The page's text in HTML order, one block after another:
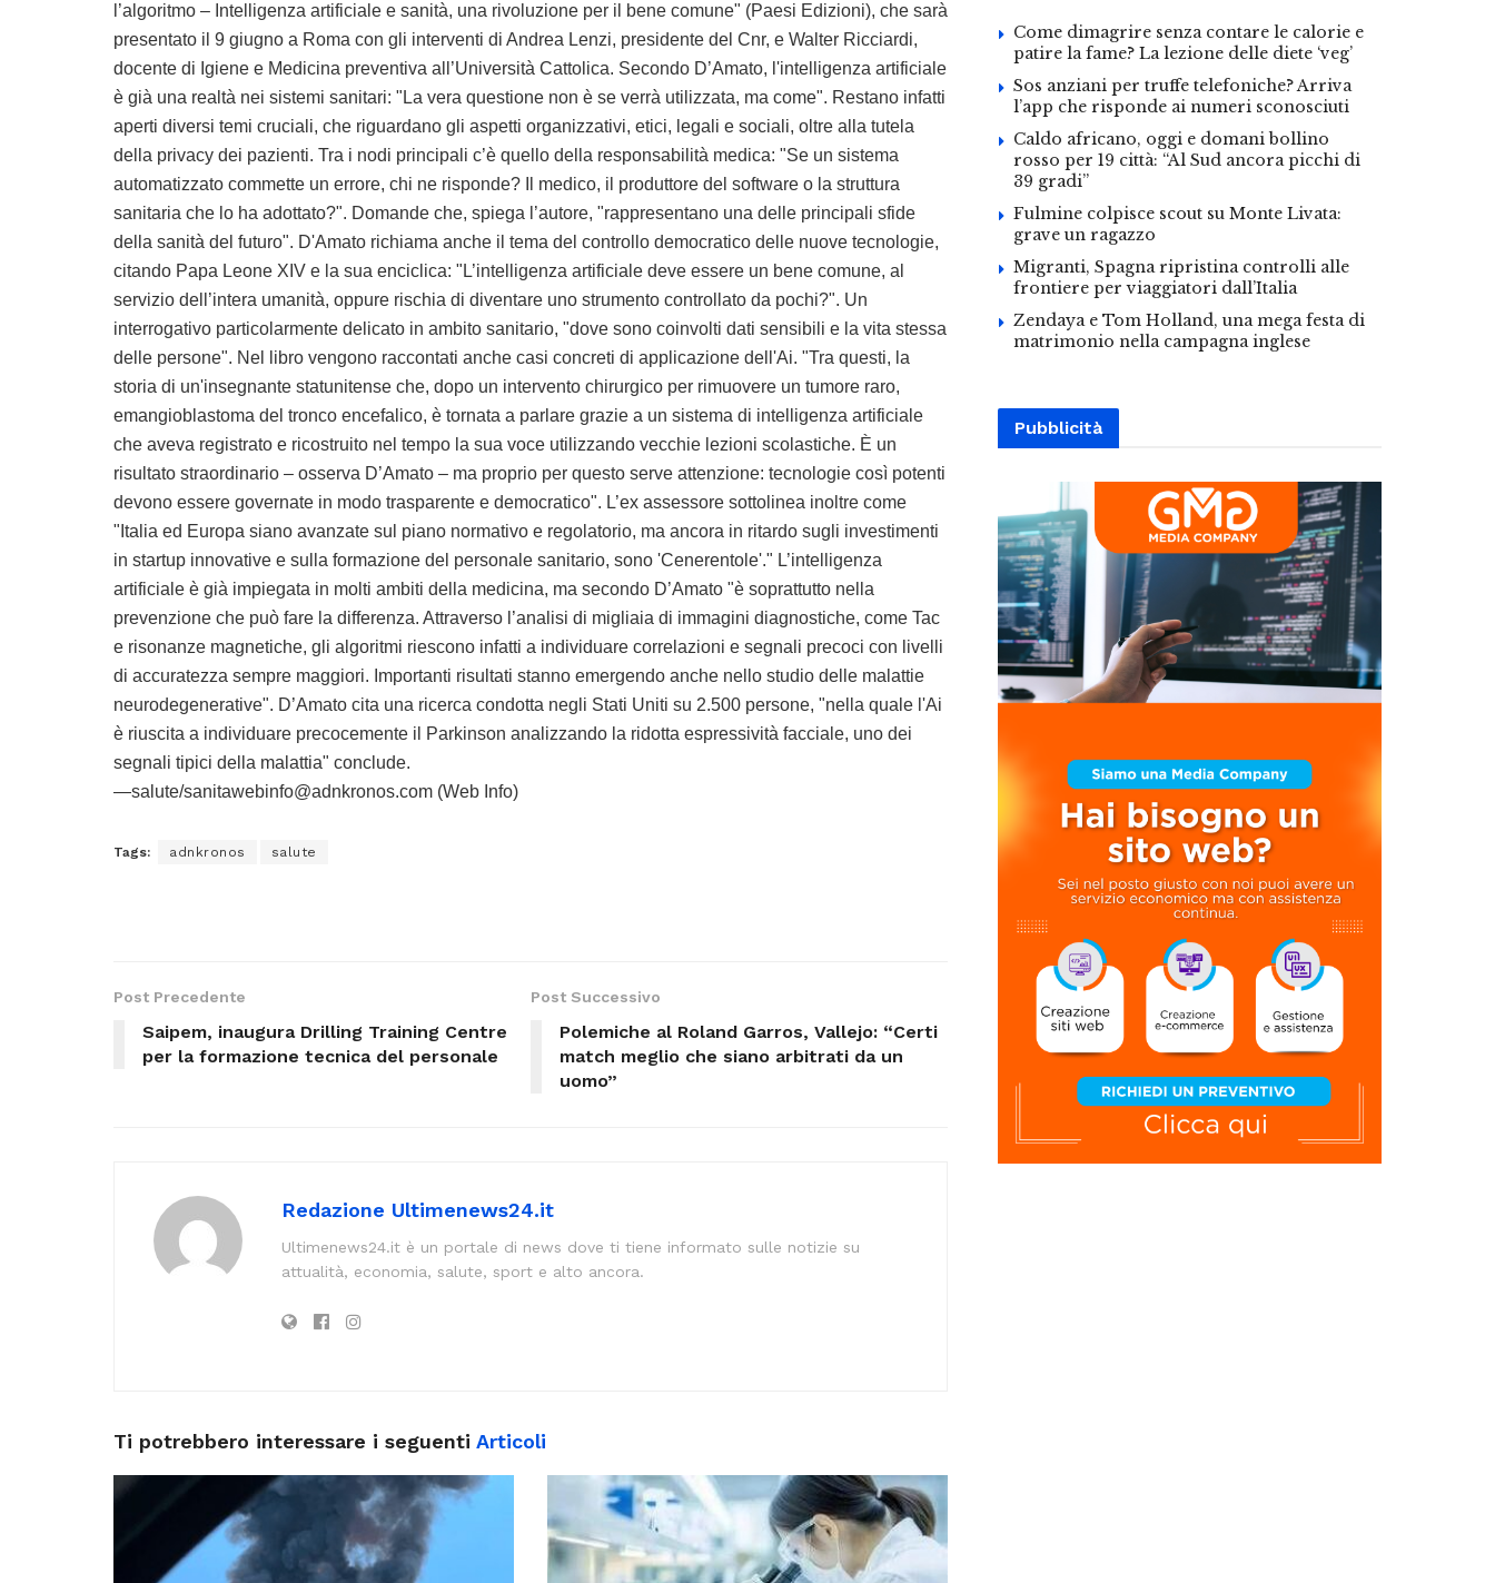
l’algoritmo – Intelligenza artificiale e sanità, una rivoluzione per il bene comune" (Paesi Edizioni), che sarà
presentato il 9 giugno a Roma con gli interventi di Andrea Lenzi, presidente del Cnr, e Walter Ricciardi,
docente di Igiene e Medicina preventiva all’Università Cattolica. Secondo D’Amato, l'intelligenza artificiale
è già una realtà nei sistemi sanitari: "La vera questione non è se verrà utilizzata, ma come". Restano infatti
aperti diversi temi cruciali, che riguardano gli aspetti organizzativi, etici, legali e sociali, oltre alla tutela
della privacy dei pazienti. Tra i nodi principali c’è quello della responsabilità medica: "Se un sistema
automatizzato commette un errore, chi ne risponde? Il medico, il produttore del software o la struttura
sanitaria che lo ha adottato?". Domande che, spiega l’autore, "rappresentano una delle principali sfide
della sanità del futuro". D'Amato richiama anche il tema del controllo democratico delle nuove tecnologie,
citando Papa Leone XIV e la sua enciclica: "L’intelligenza artificiale deve essere un bene comune, al
servizio dell’intera umanità, oppure rischia di diventare uno strumento controllato da pochi?". Un
interrogativo particolarmente delicato in ambito sanitario, "dove sono coinvolti dati sensibili e la vita stessa
delle persone". Nel libro vengono raccontati anche casi concreti di applicazione dell'Ai. "Tra questi, la
storia di un'insegnante statunitense che, dopo un intervento chirurgico per rimuovere un tumore raro,
emangioblastoma del tronco encefalico, è tornata a parlare grazie a un sistema di intelligenza artificiale
che aveva registrato e ricostruito nel tempo la sua voce utilizzando vecchie lezioni scolastiche. È un
risultato straordinario – osserva D’Amato – ma proprio per questo serve attenzione: tecnologie così potenti
devono essere governate in modo trasparente e democratico". L’ex assessore sottolinea inoltre come
"Italia ed Europa siano avanzate sul piano normativo e regolatorio, ma ancora in ritardo sugli investimenti
in startup innovative e sulla formazione del personale sanitario, sono 'Cenerentole'." L’intelligenza
artificiale è già impiegata in molti ambiti della medicina, ma secondo D’Amato "è soprattutto nella
prevenzione che può fare la differenza. Attraverso l’analisi di migliaia di immagini diagnostiche, come Tac
e risonanze magnetiche, gli algoritmi riescono infatti a individuare correlazioni e segnali precoci con livelli
di accuratezza sempre maggiori. Importanti risultati stanno emergendo anche nello studio delle malattie
neurodegenerative". D’Amato cita una ricerca condotta negli Stati Uniti su 2.500 persone, "nella quale l'Ai
è riuscita a individuare precocemente il Parkinson analizzando la ridotta espressività facciale, uno dei
segnali tipici della malattia" conclude.
—salute/sanitawebinfo@adnkronos.com (Web Info)
Tags: adnkronos salute
Post Precedente
Saipem, inaugura Drilling Training Centre
per la formazione tecnica del personale
Post Successivo
Polemiche al Roland Garros, Vallejo: “Certi
match meglio che siano arbitrati da un
uomo”
Redazione Ultimenews24.it
Ultimenews24.it è un portale di news dove ti tiene informato sulle notizie su
attualità, economia, salute, sport e alto ancora.
Ti potrebbero interessare i seguenti Articoli
Come dimagrire senza contare le calorie e
patire la fame? La lezione delle diete ‘veg’
Sos anziani per truffe telefoniche? Arriva
l’app che risponde ai numeri sconosciuti
Caldo africano, oggi e domani bollino
rosso per 19 città: “Al Sud ancora picchi di
39 gradi”
Fulmine colpisce scout su Monte Livata:
grave un ragazzo
Migranti, Spagna ripristina controlli alle
frontiere per viaggiatori dall’Italia
Zendaya e Tom Holland, una mega festa di
matrimonio nella campagna inglese
Pubblicità